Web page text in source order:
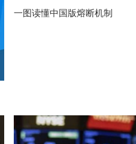
一图读懂中国版熔断机制